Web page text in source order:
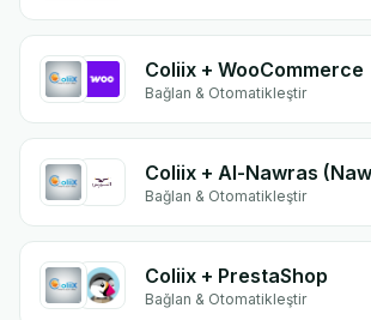
Coliix + WooCommerce
Bağlan & Otomatikleştir
Coliix + Al-Nawras
Bağlan & Otomatikleştir
Coliix + PrestaShop
Bağlan & Otomatikleştir